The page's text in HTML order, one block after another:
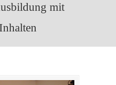
mit